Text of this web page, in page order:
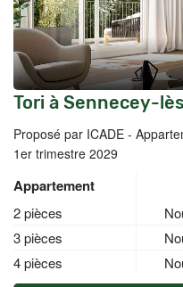
Tori à Sennecey-
Proposé par ICADE -
1er trimestre 2029
Appartement
2 pièces
3 pièces
4 pièces